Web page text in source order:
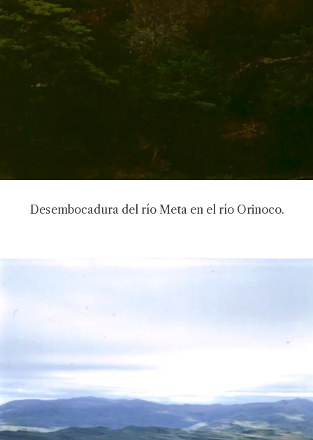
Desembocadura del río Meta en el río Orinoco.